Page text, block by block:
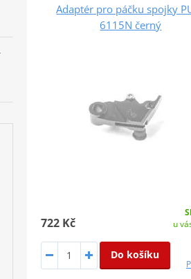
Adaptér pro páčku spojky
6115N černý
722 Kč
u
Do košíku